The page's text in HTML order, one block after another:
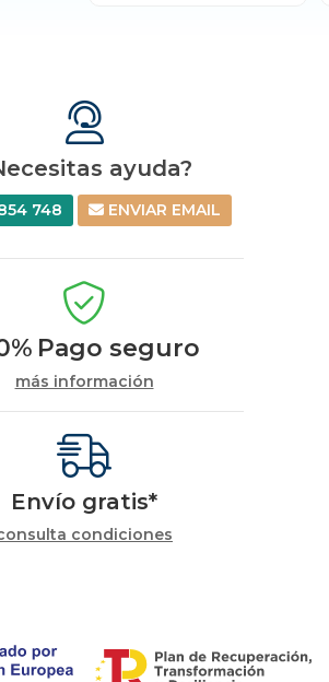
ayuda?
748 ENVIAR EMAIL
Pago seguro
más información
Envío gratis*
condiciones